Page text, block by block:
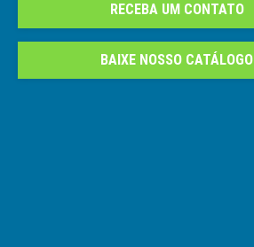
RECEBA UM CONTATO
BAIXE NOSSO CATÁLOGO